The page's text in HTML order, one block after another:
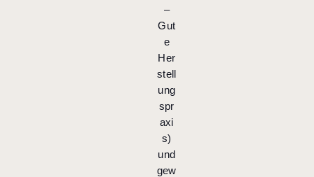
–
Gut
e
Her
stell
ung
spr
axi
s)
und
gew